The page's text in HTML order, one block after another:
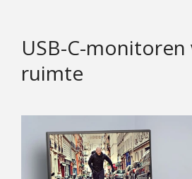
USB-C-
ruimte